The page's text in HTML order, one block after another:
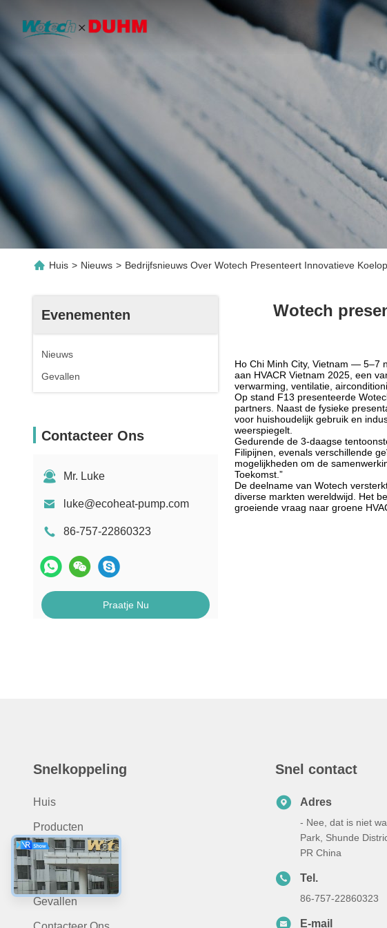
Huis > Nieuws > Bedrijfsnieuws Over Wotech Presenteert Innovatieve
Evenementen
Nieuws
Gevallen
Contacteer Ons
Mr. Luke
luke@ecoheat-pump.com
86-757-22860323
Praatje Nu
Wotech
Ho Chi Minh City, Vietnam — 5–7
aan HVACR Vietnam 2025, een
verwarming, ventilatie,
Op stand F13 presenteerde
partners. Naast de fysieke
voor huishoudelijk gebruik en
weerspiegelt.
Gedurende de 3-daagse
Filipijnen, evenals verschillende
mogelijkheden om de
Toekomst.”
De deelname van Wotech
diverse markten wereldwijd. Het
groeiende vraag naar groene
Snelkoppeling
Huis
Producten
Over Ons
Nieuws
Gevallen
Snel contact
Adres
- Nee, dat is niet
Park, Shunde
PR China
Tel.
86-757-22860323
E-mail